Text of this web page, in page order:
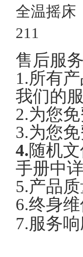
售后服
1.所有
我们的
2.为您
3.为您
4.随机
手册中
5.产品
6.终身
7.服务